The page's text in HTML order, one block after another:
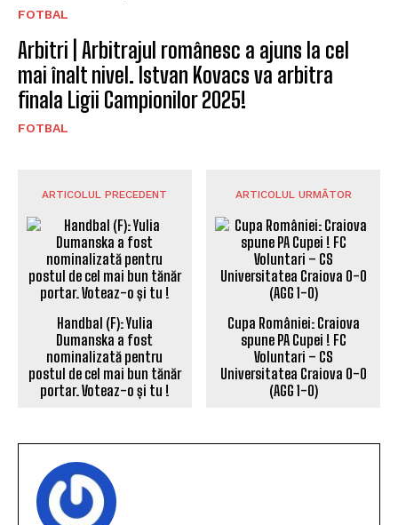
FOTBAL
Arbitri | Arbitrajul românesc a ajuns la cel
mai înalt nivel. Istvan Kovacs va arbitra
finala Ligii Campionilor 2025!
FOTBAL
ARTICOLUL PRECEDENT
Handbal (F): Yulia
Dumanska a fost
nominalizată pentru
postul de cel mai bun tănăr
portar. Voteaz-o și tu !
ARTICOLUL URMĂTOR
Cupa României: Craiova
spune PA Cupei ! FC
Voluntari – CS
Universitatea Craiova 0-0
(AGG 1-0)